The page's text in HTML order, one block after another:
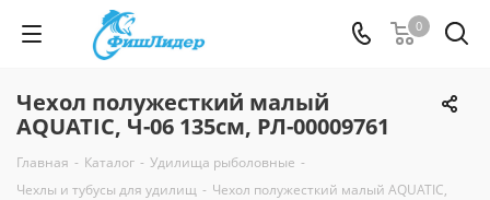
0
Чехол полужесткий малый
AQUATIC, Ч-06 135см, РЛ-00009761
Главная - Каталог - Удилища рыболовные -
Чехлы и тубусы для удилищ - Чехол полужесткий малый AQUATIC,